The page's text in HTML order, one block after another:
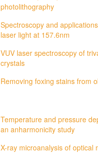
photolithography
Spectroscopy and
laser light at 157.6nm
VUV laser spectroscopy of
crystals
Removing foxing stains from
Temperature and pressure
an anharmonicity study
X-ray microanalysis of